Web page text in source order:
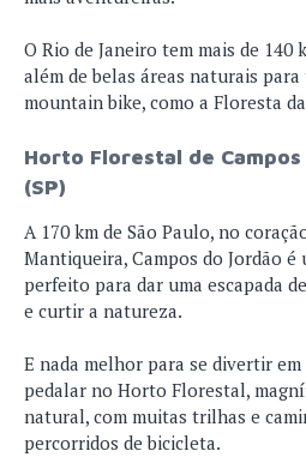
O Rio de Janeiro tem mais de 140
além de belas áreas naturais
mountain bike, como a Floresta
Horto Florestal de
(SP)
A 170 km de São Paulo, no
Mantiqueira, Campos do Jordão é
perfeito para dar uma escapada
e curtir a natureza.
E nada melhor para se divertir
pedalar no Horto Florestal,
natural, com muitas trilhas e
percorridos de bicicleta.